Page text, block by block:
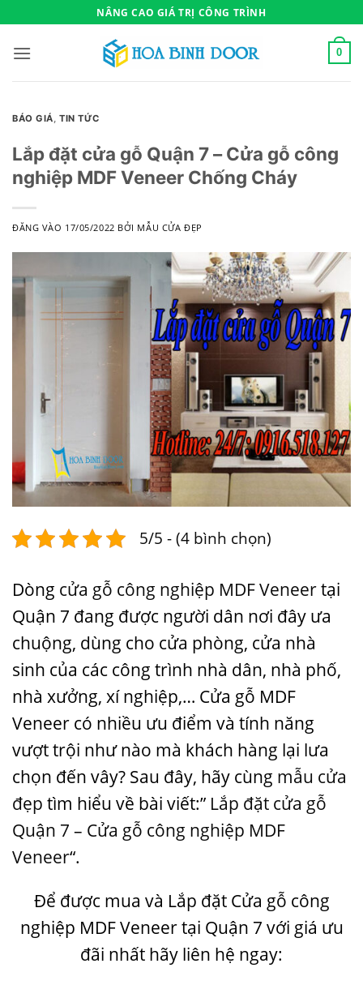
qua
nội
NÂNG CAO GIÁ TRỊ CÔNG TRÌNH
0
BÁO GIÁ,TIN TỨC
Lắp đặt cửa gỗ Quận 7 – Cửa gỗ công
nghiệp MDF Veneer Chống Cháy
ĐĂNG VÀO 17/05/2022 BỞI MẪU CỬA ĐẸP
5/5 - (4 bình chọn)
Dòng cửa gỗ công nghiệp MDF Veneertại
Quận 7 đang được người dân nơi đây ưa
chuộng, dùng cho cửa phòng, cửa nhà
sinh của các công trình nhà dân, nhà phố,
nhà xưởng, xí nghiệp,… Cửa gỗ MDF
Veneer có nhiều ưu điểm và tính năng
vượt trội như nào mà khách hàng lại lưa
chọn đến vây? Sau đây, hãy cùng mẫu cửa
đẹp tìm hiểu về bài viết:” Lắp đặt cửa gỗ
Quận 7 – Cửa gỗ công nghiệp MDF
Veneer“.
Để được mua và Lắp đặt Cửa gỗ công
nghiệp MDF Veneer tại Quận 7 với giá ưu
đãi nhất hãy liên hệ ngay: